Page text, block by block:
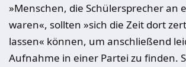
»Menschen, die Schülersprecher an
waren«, sollten »sich die Zeit dort
lassen« können, um anschließend
Aufnahme in einer Partei zu finden.